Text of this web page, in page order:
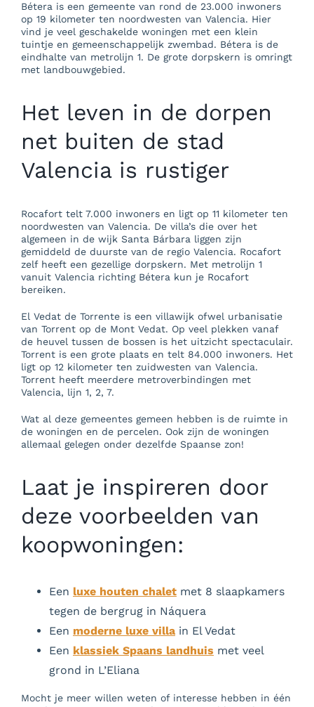
Bétera is een gemeente van rond de 23.000 inwoners
op 19 kilometer ten noordwesten van Valencia. Hier
vind je veel geschakelde woningen met een klein
tuintje en gemeenschappelijk zwembad. Bétera is de
eindhalte van metrolijn 1. De grote dorpskern is omringt
met landbouwgebied.
Het leven in de dorpen
net buiten de stad
Valencia is rustiger
Rocafort telt 7.000 inwoners en ligt op 11 kilometer ten
noordwesten van Valencia. De villa’s die over het
algemeen in de wijk Santa Bárbara liggen zijn
gemiddeld de duurste van de regio Valencia. Rocafort
zelf heeft een gezellige dorpskern. Met metrolijn 1
vanuit Valencia richting Bétera kun je Rocafort
bereiken.
El Vedat de Torrente is een villawijk ofwel urbanisatie
van Torrent op de Mont Vedat. Op veel plekken vanaf
de heuvel tussen de bossen is het uitzicht spectaculair.
Torrent is een grote plaats en telt 84.000 inwoners. Het
ligt op 12 kilometer ten zuidwesten van Valencia.
Torrent heeft meerdere metroverbindingen met
Valencia, lijn 1, 2, 7.
Wat al deze gemeentes gemeen hebben is de ruimte in
de woningen en de percelen. Ook zijn de woningen
allemaal gelegen onder dezelfde Spaanse zon!
Laat je inspireren door
deze voorbeelden van
koopwoningen:
Een luxe houten chaletmet 8 slaapkamers
tegen de bergrug in Náquera
Een moderne luxe villain El Vedat
Een klassiek Spaans landhuis met veel
grond in L’Eliana
Mocht je meer willen weten of interesse hebben in één